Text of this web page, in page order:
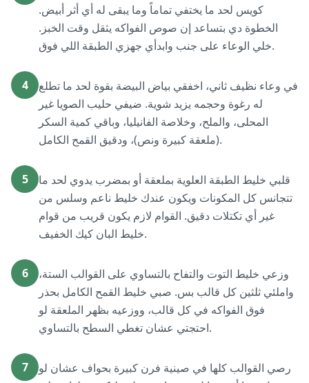
كويس لحد ما يختفي تماماً وما يبقى له أي أثر أبيض.
الخطوة دي بتساعد إن صوص الفواكه يثقل وقت الخبز.
خلي الوعاء على جنب وابدأي جهزي الطبقة اللي فوق.
4
في وعاء نظيف ثاني، اخفقي بياض البيضة بقوة لحد ما تطلع
له رغوة وحجمه يزيد شوية. ضيفي حليب الصويا غير
المحلى، والملح، وخلاصة الفانيليا، وباقي كمية السكر
(ملعقة كبيرة ونص)، ودقيق القمح الكامل.
5
قلبي خليط الطبقة العلوية بملعقة أو بمضرب يدوي لحد ما
تتجانس كل المكونات ويكون عندك خليط ناعم وسلس من
غير أي تكتلات دقيق. القوام لازم يكون قريب من قوام
خليط البان كيك الخفيف.
6
وزعي خليط التوت والتفاح بالتساوي على القوالب الستة،
واملئي ثلثين كل قالب بس. صبي خليط القمح الكامل بحذر
فوق الفواكه في كل قالب، ووزعيه بظهر الملعقة لو
احتجتي عشان تغطي السطح بالتساوي.
7
رصي القوالب كلها في صينية فرن كبيرة بحواف عشان لو